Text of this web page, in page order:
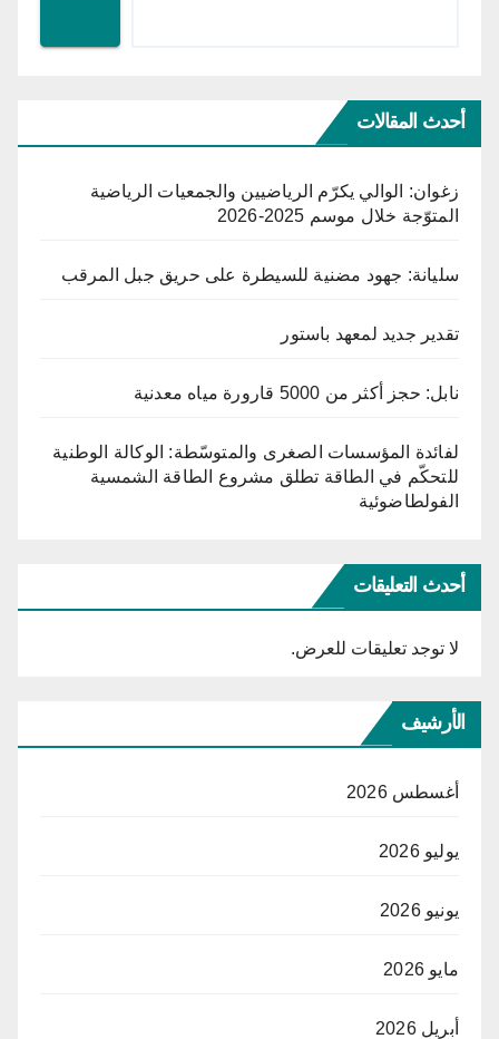
أحدث المقالات
زغوان: الوالي يكرّم الرياضيين والجمعيات الرياضية
المتوّجة خلال موسم 2025-2026
سليانة: جهود مضنية للسيطرة على حريق جبل المرقب
تقدير جديد لمعهد باستور
نابل: حجز أكثر من 5000 قارورة مياه معدنية
لفائدة المؤسسات الصغرى والمتوسّطة: الوكالة الوطنية
للتحكّم في الطاقة تطلق مشروع الطاقة الشمسية
الفولطاضوئية
أحدث التعليقات
لا توجد تعليقات للعرض.
الأرشيف
أغسطس 2026
يوليو 2026
يونيو 2026
مايو 2026
أبريل 2026